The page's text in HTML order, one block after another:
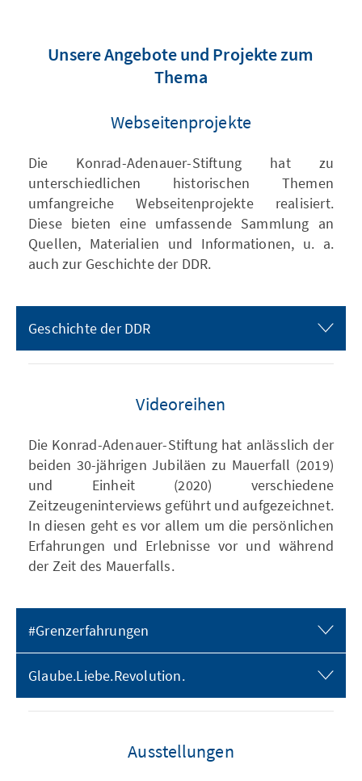
Unsere Angebote und Projekte zum
Thema
Webseitenprojekte
Die Konrad-Adenauer-Stiftung hat zu
unterschiedlichen historischen Themen
umfangreiche Webseitenprojekte realisiert.
Diese bieten eine umfassende Sammlung an
Quellen, Materialien und Informationen, u. a.
auch zur Geschichte der DDR.
Geschichte der DDR
Videoreihen
Die Konrad-Adenauer-Stiftung hat anlässlich der
beiden 30-jährigen Jubiläen zu Mauerfall (2019)
und Einheit (2020) verschiedene
Zeitzeugeninterviews geführt und aufgezeichnet.
In diesen geht es vor allem um die persönlichen
Erfahrungen und Erlebnisse vor und während
der Zeit des Mauerfalls.
#Grenzerfahrungen
Glaube.Liebe.Revolution.
Ausstellungen